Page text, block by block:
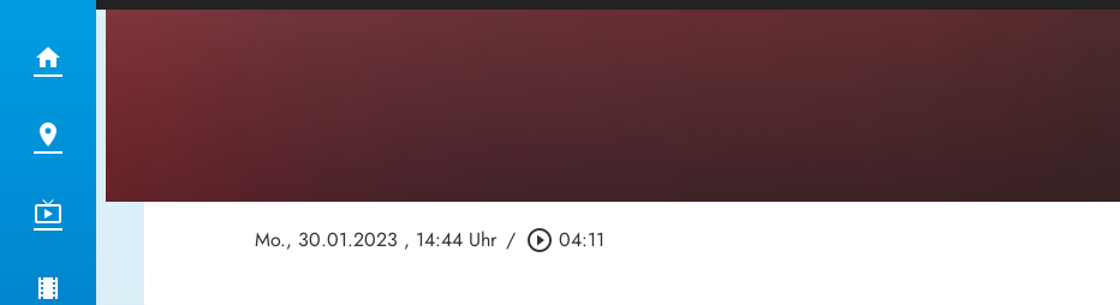
Mo., 30.01.2023 , 14:44 Uhr / play_circle_outline 04:11